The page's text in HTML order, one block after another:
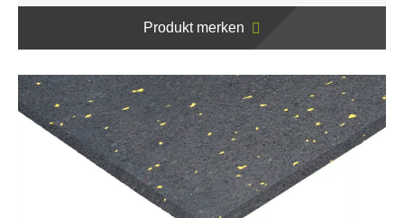
Produkt merken